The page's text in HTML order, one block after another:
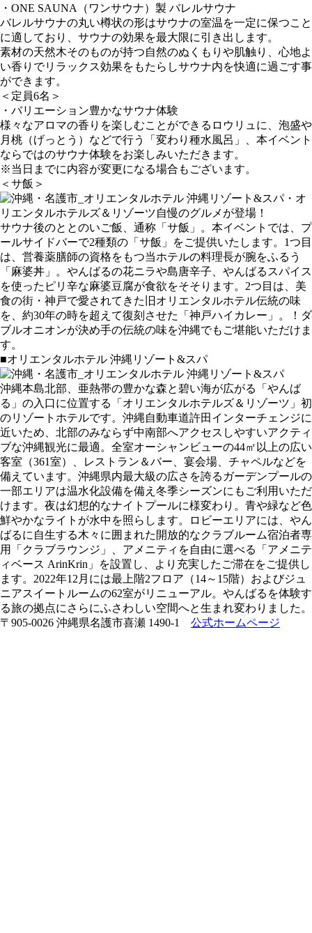
・ONE SAUNA（ワンサウナ）製 バレルサウナ
バレルサウナの丸い樽状の形はサウナの室温を一定に保つこと
に適しており、サウナの効果を最大限に引き出します。
素材の天然木そのものが持つ自然のぬくもりや肌触り、心地よ
い香りでリラックス効果をもたらしサウナ内を快適に過ごす事
ができます。
＜定員6名＞
・バリエーション豊かなサウナ体験
様々なアロマの香りを楽しむことができるロウリュに、泡盛や
月桃（げっとう）などで行う「変わり種水風呂」、本イベント
ならではのサウナ体験をお楽しみいただきます。
※当日までに内容が変更になる場合もございます。
＜サ飯＞
・オ
リエンタルホテルズ＆リゾーツ自慢のグルメが登場！
サウナ後のととのいご飯、通称「サ飯」。本イベントでは、プ
ールサイドバーで2種類の「サ飯」をご提供いたします。1つ目
は、営養薬膳師の資格をもつ当ホテルの料理長が腕をふるう
「麻婆丼」。やんばるの花ニラや島唐辛子、やんばるスパイス
を使ったピリ辛な麻婆豆腐が食欲をそそります。2つ目は、美
食の街・神戸で愛されてきた旧オリエンタルホテル伝統の味
を、約30年の時を超えて復刻させた「神戸ハイカレー」。！ダ
ブルオニオンが決め手の伝統の味を沖縄でもご堪能いただけま
す。
■オリエンタルホテル 沖縄リゾート&スパ
沖縄本島北部、亜熱帯の豊かな森と碧い海が広がる「やんば
る」の⼊⼝に位置する「オリエンタルホテルズ＆リゾーツ」初
のリゾートホテルです。沖縄自動⾞道許⽥インターチェンジに
近いため、北部のみならず中南部へアクセスしやすいアクティ
ブな沖縄観光に最適。全室オーシャンビューの44㎡以上の広い
客室（361室）、レストラン＆バー、宴会場、チャペルなどを
備えています。沖縄県内最大級の広さを誇るガーデンプールの
一部エリアは温水化設備を備え冬季シーズンにもご利用いただ
けます。夜は幻想的なナイトプールに様変わり。青や緑など色
鮮やかなライトが水中を照らします。ロビーエリアには、やん
ばるに自生する木々に囲まれた開放的なクラブルーム宿泊者専
用「クラブラウンジ」、アメニティを自由に選べる「アメニテ
ィベース ArinKrin」を設置し、より充実したご滞在をご提供し
ます。2022年12月には最上階2フロア（14～15階）およびジュ
ニアスイートルームの62室がリニューアル。やんばるを体験す
る旅の拠点にさらにふさわしい空間へと生まれ変わりました。
〒905-0026 沖縄県名護市喜瀬 1490-1 公式ホームページ